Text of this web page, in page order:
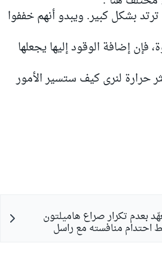
بشكل كبير. ويبدو أنهم خففوا
فإن إضافة الوقود إليها يجعلها
حرارة لنرى كيف ستسير الأمور
بعدم تكرار صراع هاميلتون
احتدام منافسته مع راسل